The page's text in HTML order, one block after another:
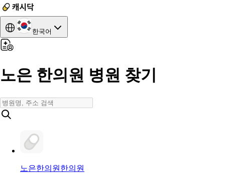
한국어
노은 한의원 병원 찾기
노은한의원 한의원